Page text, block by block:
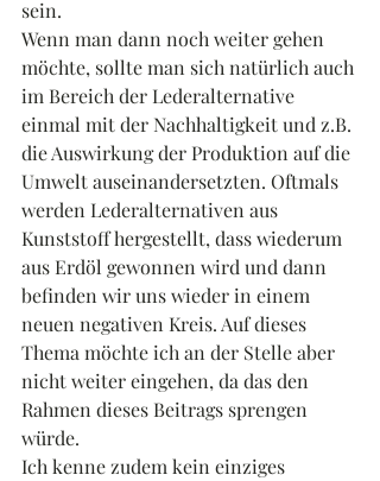
sein.
Wenn man dann noch weiter gehen
möchte, sollte man sich natürlich auch
im Bereich der Lederalternative
einmal mit der Nachhaltigkeit und z.B.
die Auswirkung der Produktion auf die
Umwelt auseinandersetzten. Oftmals
werden Lederalternativen aus
Kunststoff hergestellt, dass wiederum
aus Erdöl gewonnen wird und dann
befinden wir uns wieder in einem
neuen negativen Kreis. Auf dieses
Thema möchte ich an der Stelle aber
nicht weiter eingehen, da das den
Rahmen dieses Beitrags sprengen
würde.
Ich kenne zudem kein einziges